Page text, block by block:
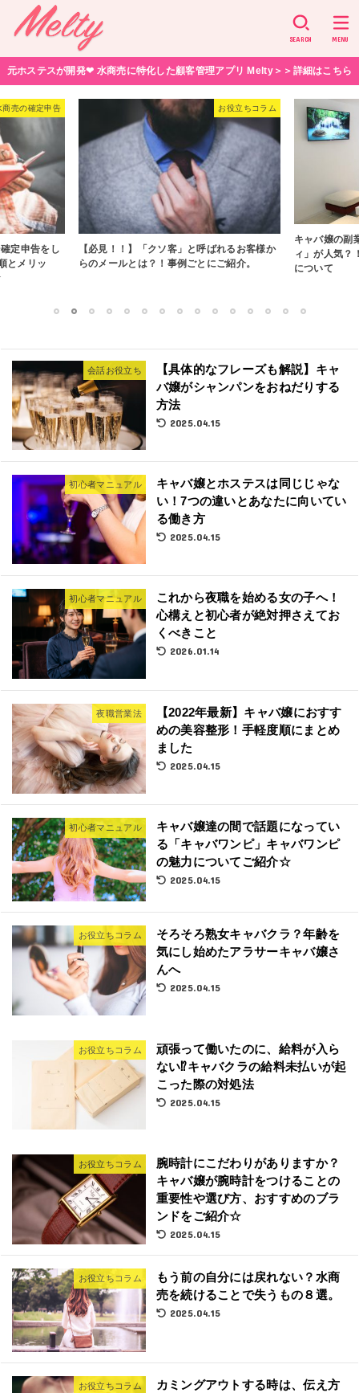
SEARCH MENU
元ホステスが開発❤︎ 水商売に特化した顧客管理アプリ Melty＞＞詳細はこちら
商売の確定申告
定申告をし
とメリッ
お役立ちコラム
【必見！！】「クソ客」と呼ばれるお客様か
らのメールとは？！事例ごとにご紹介。
キャバ嬢の副
ィ」が人気？
について
会話お役立ち
【具体的なフレーズも解説】キャ
バ嬢がシャンパンをおねだりする
方法
2025.04.15
初心者マニュアル
キャバ嬢とホステスは同じじゃな
い！7つの違いとあなたに向いてい
る働き方
2025.04.15
初心者マニュアル
これから夜職を始める女の子へ！
心構えと初心者が絶対押さえてお
くべきこと
2026.01.14
夜職営業法
【2022年最新】キャバ嬢におすす
めの美容整形！手軽度順にまとめ
ました
2025.04.15
初心者マニュアル
キャバ嬢達の間で話題になってい
る「キャバワンピ」キャバワンピ
の魅力についてご紹介☆
2025.04.15
お役立ちコラム
そろそろ熟女キャバクラ？年齢を
気にし始めたアラサーキャバ嬢さ
んへ
2025.04.15
お役立ちコラム
頑張って働いたのに、給料が入ら
ない⁉︎キャバクラの給料未払いが起
こった際の対処法
2025.04.15
お役立ちコラム
腕時計にこだわりがありますか？
キャバ嬢が腕時計をつけることの
重要性や選び方、おすすめのブラ
ンドをご紹介☆
2025.04.15
お役立ちコラム
もう前の自分には戻れない？水商
売を続けることで失うもの８選。
2025.04.15
お役立ちコラム
カミングアウトする時は、伝え方